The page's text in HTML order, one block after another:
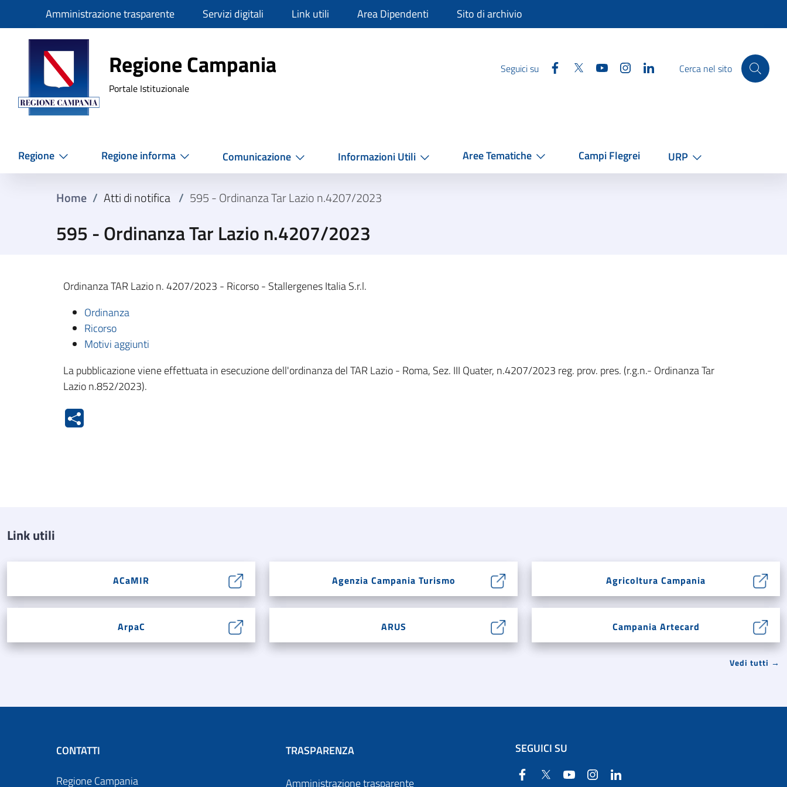
SlimAmministrazione trasparente Servizi digitali Link utili Area Dipendenti Sito di archivio
Regione Campania
Regione Campania
Portale Istituzionale
Seguici su Facebook
Twitter YouTube InstagramLinkedinCerca nel sito
Regione Regione informa Comunicazione Informazioni Utili Aree Tematiche Campi Flegrei URP
Home / Atti di notifica / 595 - Ordinanza Tar Lazio n.4207/2023
595 - Ordinanza Tar Lazio n.4207/2023
Ordinanza TAR Lazio n. 4207/2023 - Ricorso - Stallergenes Italia S.r.l.
Ordinanza
Ricorso
Motivi aggiunti
La pubblicazione viene effettuata in esecuzione dell'ordinanza del TAR Lazio - Roma, Sez. III Quater, n.4207/2023 reg. prov. pres. (r.g.n.- Ordinanza Tar
Lazio n.852/2023).
Link utili
ACaMIR Agenzia Campania Turismo Agricoltura Campania
ArpaC ARUS Campania Artecard
Vedi tutti →
CONTATTI
Regione Campania
TRASPARENZA
Amministrazione trasparente
SEGUICI SU
Facebook
Twitter YouTube Instagram